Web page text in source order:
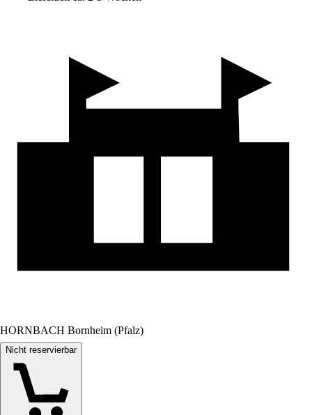
HORNBACH Bornheim (Pfalz)
Nicht reservierbar